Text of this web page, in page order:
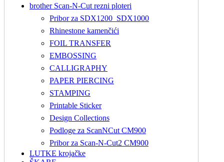
brother Scan-N-Cut rezni ploteri
Pribor za SDX1200_SDX1000
Rhinestone kamenčići
FOIL TRANSFER
EMBOSSING
CALLIGRAPHY
PAPER PIERCING
STAMPING
Printable Sticker
Design Collections
Podloge za ScanNCut CM900
Pribor za Scan-N-Cut2 CM900
LUTKE krojačke